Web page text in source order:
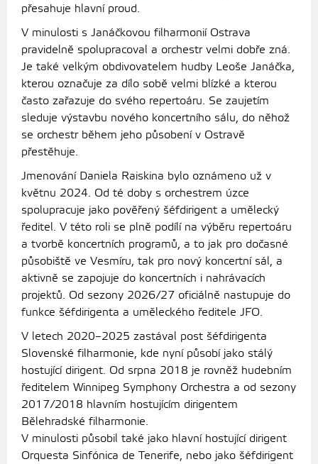
přesahuje hlavní proud.
V minulosti s Janáčkovou filharmonií Ostrava
pravidelně spolupracoval a orchestr velmi dobře zná.
Je také velkým obdivovatelem hudby Leoše Janáčka,
kterou označuje za dílo sobě velmi blízké a kterou
často zařazuje do svého repertoáru. Se zaujetím
sleduje výstavbu nového koncertního sálu, do něhož
se orchestr během jeho působení v Ostravě
přestěhuje.
Jmenování Daniela Raiskina bylo oznámeno už v
květnu 2024. Od té doby s orchestrem úzce
spolupracuje jako pověřený šéfdirigent a umělecký
ředitel. V této roli se plně podílí na výběru repertoáru
a tvorbě koncertních programů, a to jak pro dočasné
působiště ve Vesmíru, tak pro nový koncertní sál, a
aktivně se zapojuje do koncertních i nahrávacích
projektů. Od sezony 2026/27 oficiálně nastupuje do
funkce šéfdirigenta a uměleckého ředitele JFO.
V letech 2020–2025 zastával post šéfdirigenta
Slovenské filharmonie, kde nyní působí jako stálý
hostující dirigent. Od srpna 2018 je rovněž hudebním
ředitelem Winnipeg Symphony Orchestra a od sezony
2017/2018 hlavním hostujícím dirigentem
Bělehradské filharmonie.
V minulosti působil také jako hlavní hostující dirigent
Orquesta Sinfónica de Tenerife, nebo jako šéfdirigent